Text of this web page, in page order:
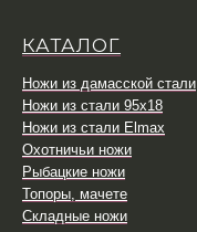
КАТАЛОГ
Ножи из дамасской стали
Ножи из стали 95х18
Ножи из стали Elmax
Охотничьи ножи
Рыбацкие ножи
Топоры, мачете
Складные ножи